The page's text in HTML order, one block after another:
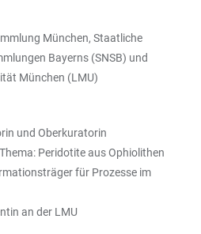
München, Staatliche
Bayerns (SNSB) und
München (LMU)
und Oberkuratorin
Peridotite aus Ophiolithen
für Prozesse im
an der LMU